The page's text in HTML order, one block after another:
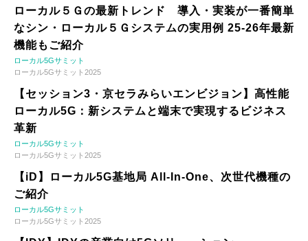
ローカル５Ｇの最新トレンド 導入・実装が一番簡単
なシン・ローカル５Ｇシステムの実用例 25-26年最新
機能もご紹介
ローカル5Gサミット
ローカル5Gサミット2025
【セッション3・京セラみらいエンビジョン】高性能
ローカル5G：新システムと端末で実現するビジネス
革新
ローカル5Gサミット
ローカル5Gサミット2025
【iD】ローカル5G基地局 All-In-One、次世代機種の
ご紹介
ローカル5Gサミット
ローカル5Gサミット2025